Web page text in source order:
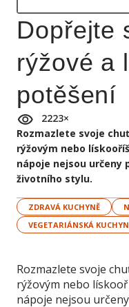
Dopřejte
rýžové a
potěšení
2223×
Rozmazlete svoje
rýžovým nebo
nápoje nejsou určeny
životního stylu.
ZDRAVÁ KUCHYNĚ
VEGETARIÁNSKÁ
Rozmazlete svoje
rýžovým nebo
nápoje nejsou